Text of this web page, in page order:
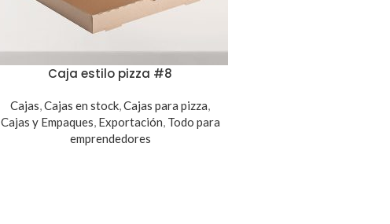
Caja estilo pizza #8
Cajas,Cajas en stock,Cajas para pizza,
Cajas y Empaques, Exportación, Todo para
emprendedores